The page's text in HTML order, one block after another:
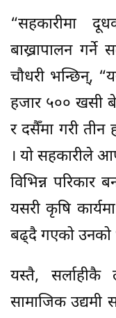
“सहकारीमा
बाख्रापालन
चौधरी भन्छिन्,
हजार ५०० खसी
र दसैँमा गरी
। यो सहकारीले
विभिन्न परिकार
यसरी कृषि
बढ्दै गएको उनको
यस्तै, सर्लाहीकै
सामाजिक उद्यमी